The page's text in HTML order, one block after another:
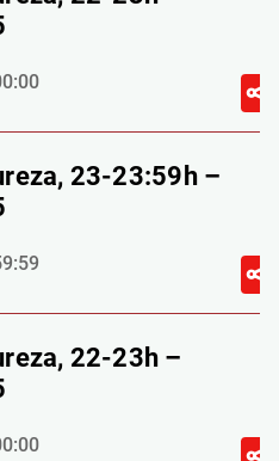
23-23:59h –
22-23h –